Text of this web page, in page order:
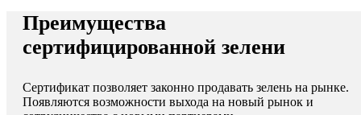
Преимущества
сертифицированной зелени
Сертификат позволяет законно продавать зелень на рынке.
Появляются возможности выхода на новый рынок и